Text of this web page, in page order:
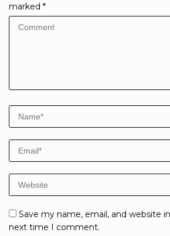
marked *
Save my name, email, and website
next time I comment.